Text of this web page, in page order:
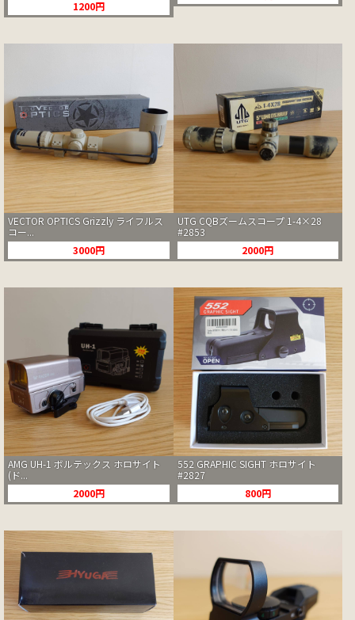
1200円
VECTOR OPTICS Grizzly ライフルス
コー...
3000円
UTG CQBズームスコープ 1-4×28
#2853
2000円
AMG UH-1 ボルテックス ホロサイト
(ド...
2000円
552 GRAPHIC SIGHT ホロサイト
#2827
800円